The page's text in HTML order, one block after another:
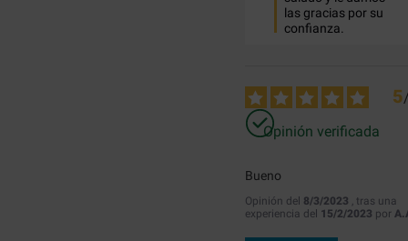
las gracias por su
confianza.
5
Opinión verificada
Bueno
Opinión del 8/3/2023 , tras una
experiencia del 15/2/2023 por